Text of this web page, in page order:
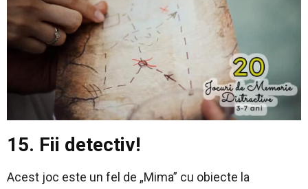
15. Fii detectiv!
Acest joc este un fel de „Mima” cu obiecte la